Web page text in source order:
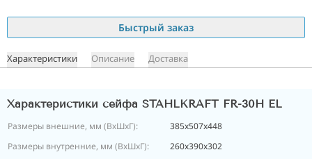
Быстрый заказ
Характеристики Описание Доставка
Характеристики сейфа STAHLKRAFT FR-30H EL
Размеры внешние, мм (ВхШхГ):
385x507x448
Размеры внутренние, мм (ВхШхГ):
260x390x302